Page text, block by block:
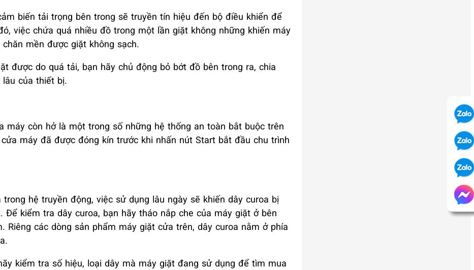
biến tải trọng bên trong sẽ truyền tín hiệu đến bộ điều khiển để
việc chứa quá nhiều đồ trong một lần giặt không những khiến máy
mền được giặt không sạch.
được do quá tải, bạn hãy chủ động bỏ bớt đồ bên trong ra, chia
của thiết bị.
máy còn hở là một trong số những hệ thống an toàn bắt buộc trên
máy đã được đóng kín trước khi nhấn nút Start bắt đầu chu trình
hệ truyền động, việc sử dụng lâu ngày sẽ khiến dây curoa bị
kiểm tra dây curoa, bạn hãy tháo nắp che của máy giặt ở bên
các dòng sản phẩm máy giặt cửa trên, dây curoa nằm ở phía
kiểm tra số hiệu, loại dây mà máy giặt đang sử dụng để tìm mua